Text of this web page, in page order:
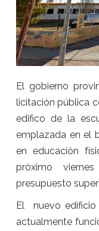
El gobierno
licitación pública
edifico de la
emplazada en el
en educación
próximo
presupuesto
El nuevo edificio
actualmente